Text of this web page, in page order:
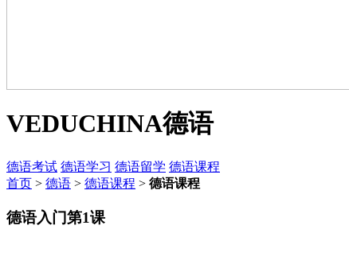
VEDUCHINA德语
德语考试 德语学习 德语留学 德语课程
首页 > 德语 > 德语课程 > 德语课程
德语入门第1课